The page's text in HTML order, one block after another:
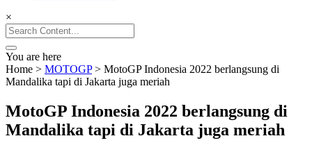
×
Search
for:
You are here
Home > MOTOGP > MotoGP Indonesia 2022 berlangsung di
Mandalika tapi di Jakarta juga meriah
MotoGP Indonesia 2022 berlangsung di
Mandalika tapi di Jakarta juga meriah